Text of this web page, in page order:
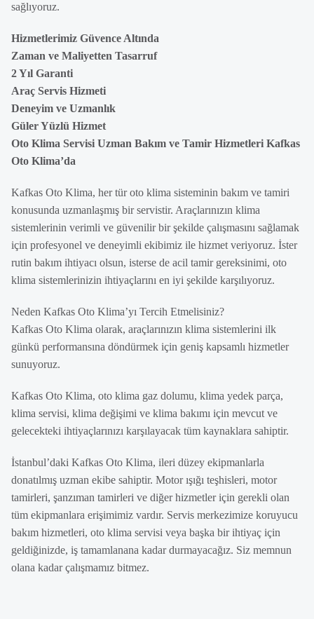
sağlıyoruz.
Hizmetlerimiz Güvence Altında
Zaman ve Maliyetten Tasarruf
2 Yıl Garanti
Araç Servis Hizmeti
Deneyim ve Uzmanlık
Güler Yüzlü Hizmet
Oto Klima Servisi Uzman Bakım ve Tamir Hizmetleri Kafkas
Oto Klima’da
Kafkas Oto Klima, her tür oto klima sisteminin bakım ve tamiri
konusunda uzmanlaşmış bir servistir. Araçlarınızın klima
sistemlerinin verimli ve güvenilir bir şekilde çalışmasını sağlamak
için profesyonel ve deneyimli ekibimiz ile hizmet veriyoruz. İster
rutin bakım ihtiyacı olsun, isterse de acil tamir gereksinimi, oto
klima sistemlerinizin ihtiyaçlarını en iyi şekilde karşılıyoruz.
Neden Kafkas Oto Klima’yı Tercih Etmelisiniz?
Kafkas Oto Klima olarak, araçlarınızın klima sistemlerini ilk
günkü performansına döndürmek için geniş kapsamlı hizmetler
sunuyoruz.
Kafkas Oto Klima, oto klima gaz dolumu, klima yedek parça,
klima servisi, klima değişimi ve klima bakımı için mevcut ve
gelecekteki ihtiyaçlarınızı karşılayacak tüm kaynaklara sahiptir.
İstanbul’daki Kafkas Oto Klima, ileri düzey ekipmanlarla
donatılmış uzman ekibe sahiptir. Motor ışığı teşhisleri, motor
tamirleri, şanzıman tamirleri ve diğer hizmetler için gerekli olan
tüm ekipmanlara erişimimiz vardır. Servis merkezimize koruyucu
bakım hizmetleri, oto klima servisi veya başka bir ihtiyaç için
geldiğinizde, iş tamamlanana kadar durmayacağız. Siz memnun
olana kadar çalışmamız bitmez.